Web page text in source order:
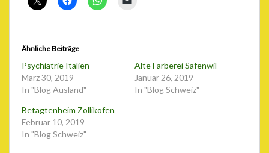
Ähnliche Beiträge
Psychiatrie Italien
März 30, 2019
In "Blog Ausland"
Alte Färberei Safenwil
Januar 26, 2019
In "Blog Schweiz"
Betagtenheim Zollikofen
Februar 10, 2019
In "Blog Schweiz"